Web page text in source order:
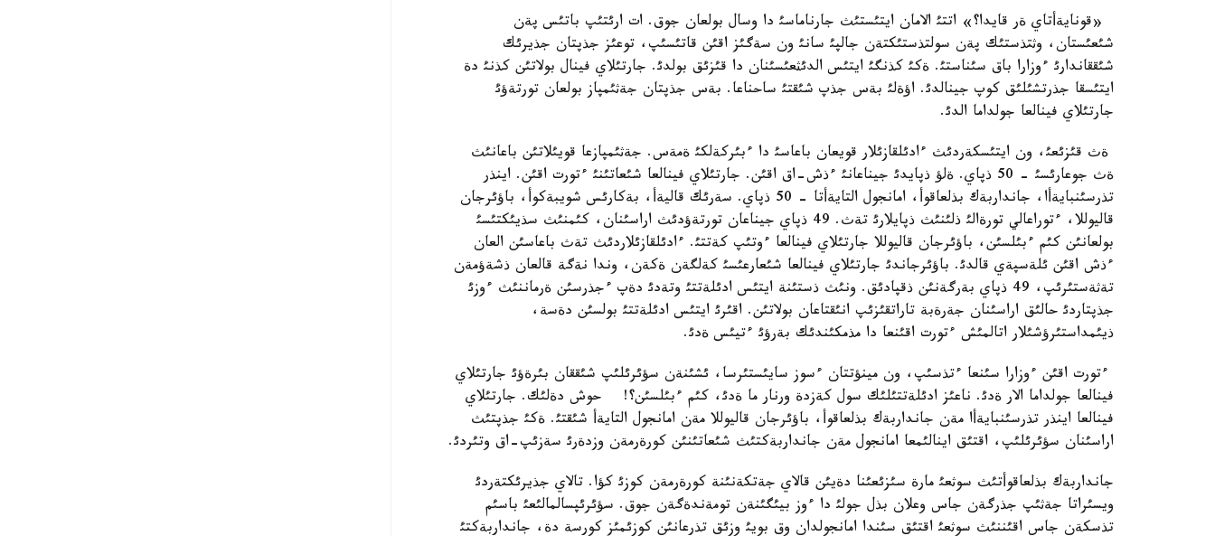
«قونايةأتاي ةر قايدا؟» اتتئ الامان ايتئستئث جارناماسئ دا وسال بولعان جوق. ات ارئتئپ باتئس پةن
شئعئستان، وثتذستئك پةن سولتذستئكتةن جالپئ سانئ ون سةگئز اقئن قاتئسئپ، توعئز جذپتان جذيرئك
شئققاندارئ ءوزارا باق سئناستئ. ةكئ كذنگئ ايتئس الدئثعئسئنان دا قئزئق بولدئ. جارتئلاي فينال بولاتئن كذنئ دة
ايتئسقا جذرتشئلئق كوپ جينالدئ. اؤةلئ بةس جذپ شئقتئ ساحناعا. بةس جذپتان جةثئمپاز بولعان تورتةؤئ
جارتئلاي فينالعا جولداما الدئ.
ةث قئزئعئ، ون ايتئسكةردئث ءادئلقازئلار قويعان باعاسئ دا ءبئركةلكئ ةمةس. جةثئمپازعا قويئلاتئن باعانئث
ةث جوعارئسئ - 50 ذپاي. ةلؤ ذپايدئ جيناعانئ ءذش-اق اقئن. جارتئلاي فينالعا شئعاتئنئ ءتورت اقئن. اينذر
تذرسئنبايةأا، جانداربةك بذلعاقوأ، امانجول التايةأتا - 50 ذپاي. سةرئك قاليةأ، بةكارئس شويبةكوأ، باؤئرجان
قاليوللا، ءتوراعالي تورةالئ ذلئنئث ذپايلارئ تةث. 49 ذپاي جيناعان تورتةؤدئث اراسئنان، كئمنئث سذيئكتئسئ
بولعانئن كئم ءبئلسئن، باؤئرجان قاليوللا جارتئلاي فينالعا ءوتئپ كةتتئ. ءادئلقازئلاردئث تةث باعاسئن العان
ءذش اقئن ئلةسپةي قالدئ. باؤئرجاندئ جارتئلاي فينالعا شئعارعئسئ كةلگةن ةكةن، وندا نةگة قالعان ذشةؤمةن
تةثةستئرئپ، 49 ذپاي بةرگةنئن ذقپادئق. ونئث ذستئنة ايتئس ادئلةتتئ وتةدئ دةپ ءجذرسئن ةرماننئث ءوزئ
جذپتاردئ حالئق اراسئنان جةرةبة تاراتقئزئپ انئقتاعان بولاتئن. اقئرئ ايتئس ادئلةتتئ بولسئن دةسة،
ذيئمداستئرؤشئلار اتالمئش ءتورت اقئنعا دا مذمكئندئك بةرؤئ ءتيئس ةدئ.
ءتورت اقئن ءوزارا سئنعا ءتذسئپ، ون مينؤتتان ءسوز سايئستئرسا، ئشئنةن سؤئرئلئپ شئققان بئرةؤئ جارتئلاي
فينالعا جولداما الار ةدئ. ناعئز ادئلةتتئلئك سول كةزدة ورنار ما ةدئ، كئم ءبئلسئن؟! حوش دةلئك. جارتئلاي
فينالعا اينذر تذرسئنبايةأا مةن جانداربةك بذلعاقوأ، باؤئرجان قاليوللا مةن امانجول التايةأ شئقتئ. ةكئ جذپتئث
اراسئنان سؤئرئلئپ، اقتئق اينالئمعا امانجول مةن جانداربةكتئث شئعاتئنئن كورةرمةن وزدةرئ سةزئپ-اق وتئردئ.
جانداربةك بذلعاقوأتئث سوثعئ مارة سئزئعئنا دةيئن قالاي جةتكةنئنة كورةرمةن كوزئ كؤا. تالاي جذيرئكتةردئ
ويسئراتا جةثئپ جذرگةن جاس وعلان بذل جولئ دا ءوز بيئگئنةن تومةندةگةن جوق. سؤئرئپسالمالئعئ باسئم
تذسكةن جاس اقئننئث سوثعئ اقتئق سئندا امانجولدان وق بويئ وزئق تذرعانئن كوزئمئز كورسة دة، جانداربةكتئ